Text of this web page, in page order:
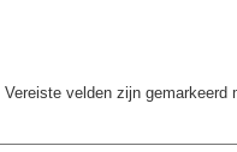
Vereiste velden zijn gemarkeerd